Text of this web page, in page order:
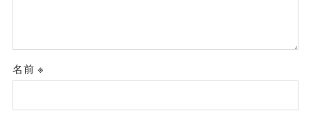
名前※